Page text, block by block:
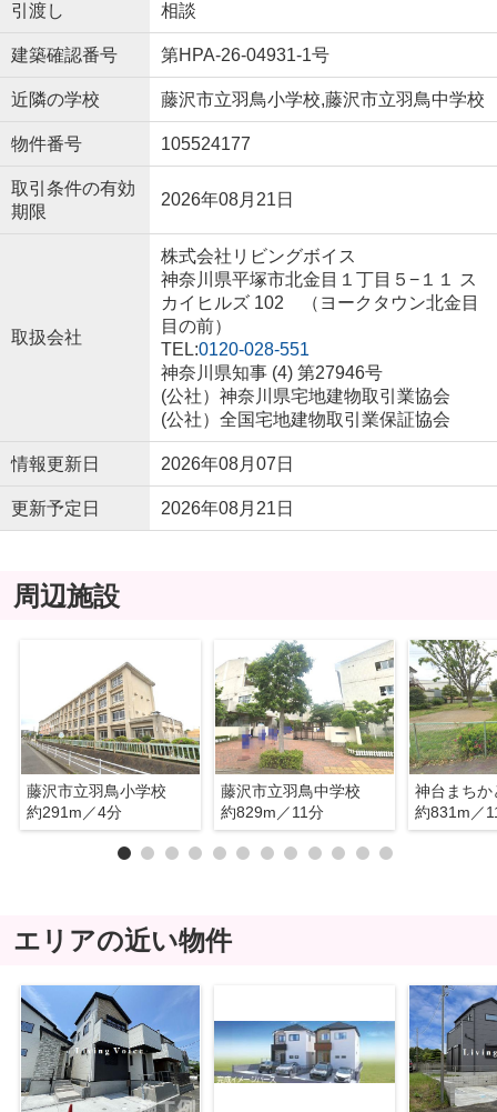
引渡し 相談
建築確認番号 第HPA-26-04931-1号
近隣の学校 藤沢市立羽鳥小学校,藤沢市立羽鳥中学校
物件番号 105524177
取引条件の有効
期限
2026年08月21日
取扱会社
株式会社リビングボイス
神奈川県平塚市北金目１丁目５−１１ ス
カイヒルズ 102 （ヨークタウン北金目
目の前）
TEL:0120-028-551
神奈川県知事 (4) 第27946号
(公社）神奈川県宅地建物取引業協会
(公社）全国宅地建物取引業保証協会
情報更新日 2026年08月07日
更新予定日 2026年08月21日
周辺施設
藤沢市立羽鳥小学校
約291m／4分
藤沢市立羽鳥中学校
約829m／11分
神台まちか
約831m／
エリアの近い物件